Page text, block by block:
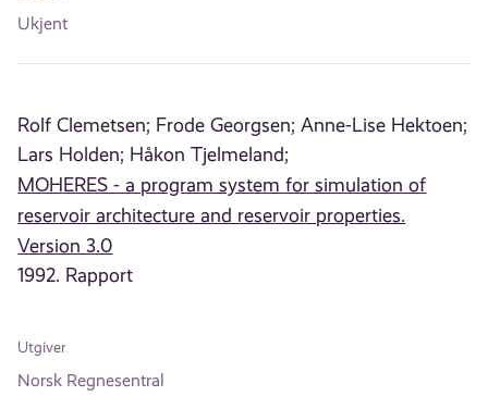
Ukjent
Rolf Clemetsen; Frode Georgsen; Anne-Lise Hektoen;
Lars Holden; Håkon Tjelmeland;
MOHERES - a program system for simulation of
reservoir architecture and reservoir properties.
Version 3.0
1992. Rapport
Utgiver
Norsk Regnesentral